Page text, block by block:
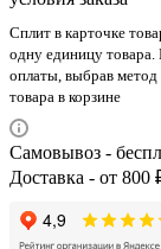
Сплит в карточке
одну единицу товара.
оплаты, выбрав
товара в корзине
Самовывоз -
Доставка - от 800